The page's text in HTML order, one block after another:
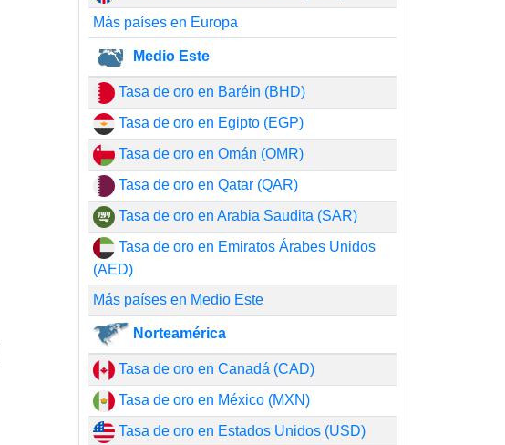
Más países en Europa
Medio Este
Tasa de oro en Baréin (BHD)
Tasa de oro en Egipto (EGP)
Tasa de oro en Omán (OMR)
Tasa de oro en Qatar (QAR)
Tasa de oro en Arabia Saudita (SAR)
Tasa de oro en Emiratos Árabes Unidos
(AED)
Más países en Medio Este
Norteamérica
Tasa de oro en Canadá (CAD)
Tasa de oro en México (MXN)
Tasa de oro en Estados Unidos (USD)